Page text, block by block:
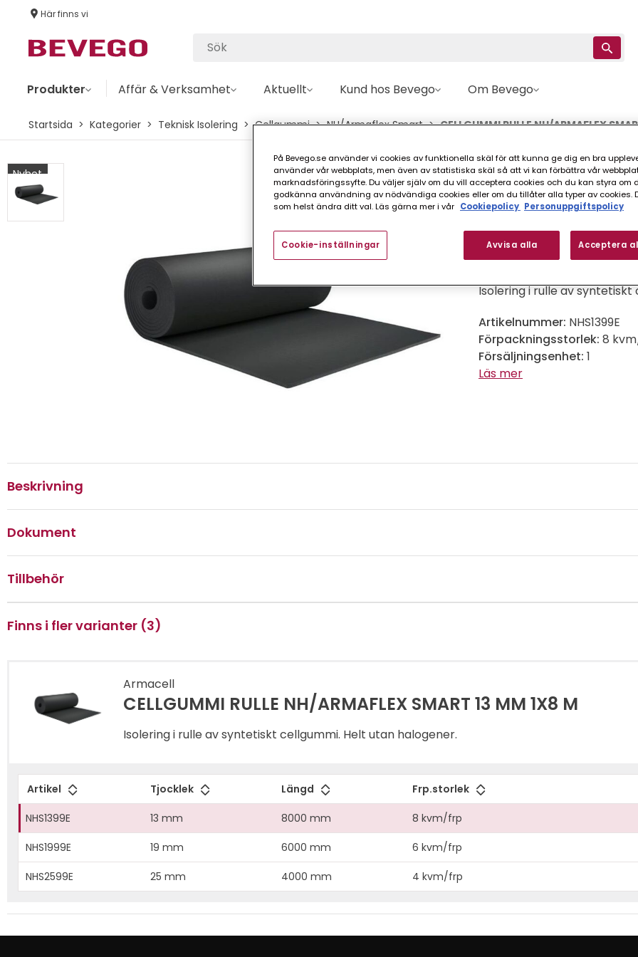
Här finns vi
Produkter Affär & Verksamhet Aktuellt Kund hos Bevego Om Bevego
Startsida Kategorier Teknisk Isolering Cellgummi NH/Armaflex Smart CELLGUMMI RULLE NH/ARMAFLEX
Nyhet Armacell
CELLGUMMI
FINNS I FLER VARIANTER
Isolering i rulle av
Artikelnummer: NHS1399E
Förpackningsstorlek: 8
Försäljningsenhet: 1
Läs mer
Beskrivning
Dokument
Tillbehör
Finns i fler varianter (3)
Armacell
CELLGUMMI RULLE NH/ARMAFLEX SMART 13 MM 1X8 M
Isolering i rulle av syntetiskt cellgummi. Helt utan halogener.
Artikel Tjocklek Längd Frp.storlek
NHS1399E 13 mm 8000 mm 8 kvm/frp
NHS1999E 19 mm 6000 mm 6 kvm/frp
NHS2599E 25 mm 4000 mm 4 kvm/frp
På Bevego.se använder vi cookies av funktionella skäl för att kunna ge dig en bra
använder vår webbplats, men även av statistiska skäl så att vi kan förbättra vår
marknadsföringssyfte. Du väljer själv om du vill acceptera cookies och du kan styra om
godkänna användning av nödvändiga cookies eller om du tillåter alla typer av cookies.
som helst ändra ditt val. Läs gärna mer i vår Cookiepolicy Personuppgiftspolicy
Avvisa alla Acceptera
Cookie-inställningar